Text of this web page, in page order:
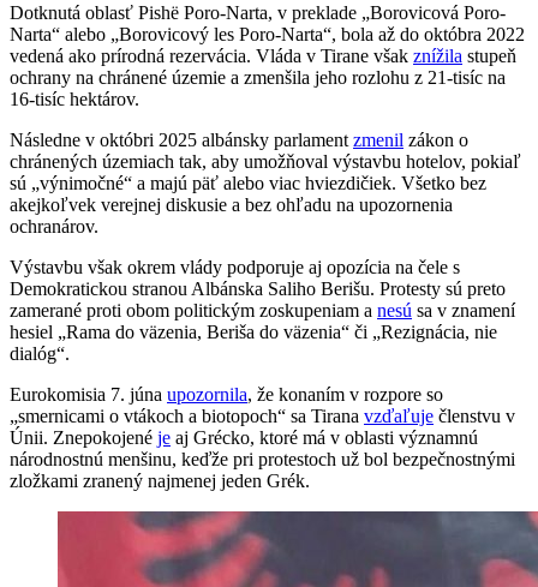
Dotknutá oblasť Pishë Poro-Narta, v preklade „Borovicová Poro-
Narta“ alebo „Borovicový les Poro-Narta“, bola až do októbra 2022
vedená ako prírodná rezervácia. Vláda v Tirane však znížila stupeň
ochrany na chránené územie a zmenšila jeho rozlohu z 21-tisíc na
16-tisíc hektárov.
Následne v októbri 2025 albánsky parlament zmenil zákon o
chránených územiach tak, aby umožňoval výstavbu hotelov, pokiaľ
sú „výnimočné“ a majú päť alebo viac hviezdičiek. Všetko bez
akejkoľvek verejnej diskusie a bez ohľadu na upozornenia
ochranárov.
Výstavbu však okrem vlády podporuje aj opozícia na čele s
Demokratickou stranou Albánska Saliho Berišu. Protesty sú preto
zamerané proti obom politickým zoskupeniam a nesú sa v znamení
hesiel „Rama do väzenia, Beriša do väzenia“ či „Rezignácia, nie
dialóg“.
Eurokomisia 7. júna upozornila, že konaním v rozpore so
„smernicami o vtákoch a biotopoch“ sa Tirana vzďaľuje členstvu v
Únii. Znepokojené je aj Grécko, ktoré má v oblasti významnú
národnostnú menšinu, keďže pri protestoch už bol bezpečnostnými
zložkami zranený najmenej jeden Grék.